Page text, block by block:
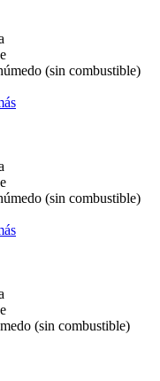
(sin combustible)
(sin combustible)
(sin combustible)